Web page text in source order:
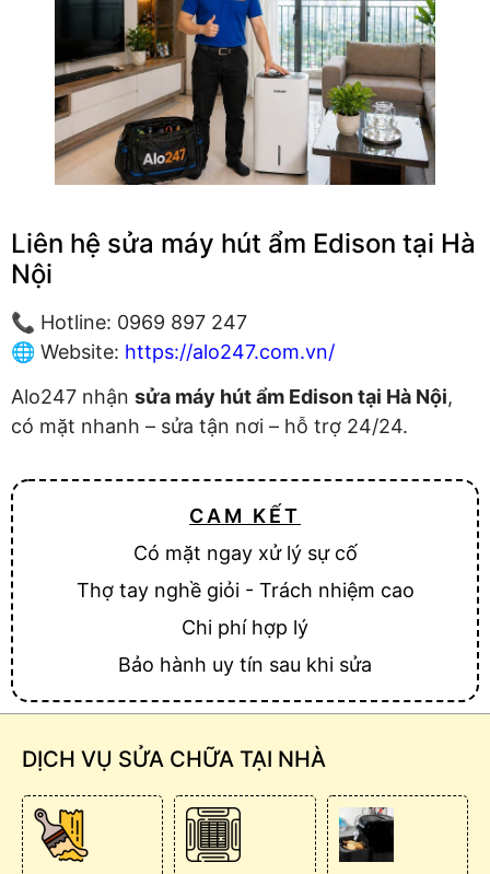
Liên hệ sửa máy hút ẩm Edison tại Hà
Nội
📞 Hotline: 0969 897 247
🌐 Website: https://alo247.com.vn/
Alo247 nhận sửa máy hút ẩm Edison tại Hà Nội,
có mặt nhanh – sửa tận nơi – hỗ trợ 24/24.
CAM KẾT
Có mặt ngay xử lý sự cố
Thợ tay nghề giỏi - Trách nhiệm cao
Chi phí hợp lý
Bảo hành uy tín sau khi sửa
DỊCH VỤ SỬA CHỮA TẠI NHÀ